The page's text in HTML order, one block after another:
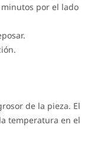
por el lado
de la pieza. El
temperatura en el